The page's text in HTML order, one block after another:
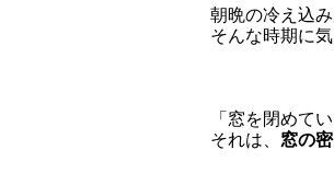
朝晩の冷え込
そんな時期に
「窓を閉めて
それは、 窓の